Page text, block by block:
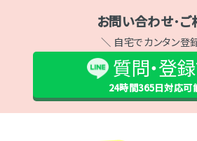
お問い合わせ･ご
＼ 自宅でカンタン登
質問・登
24時間365日対応可